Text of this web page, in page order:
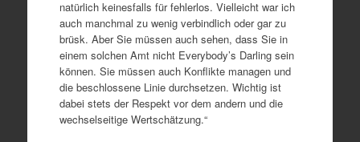
natürlich keinesfalls für fehlerlos. Vielleicht war ich
auch manchmal zu wenig verbindlich oder gar zu
brüsk. Aber Sie müssen auch sehen, dass Sie in
einem solchen Amt nicht Everybody’s Darling sein
können. Sie müssen auch Konflikte managen und
die beschlossene Linie durchsetzen. Wichtig ist
dabei stets der Respekt vor dem andern und die
wechselseitige Wertschätzung.“